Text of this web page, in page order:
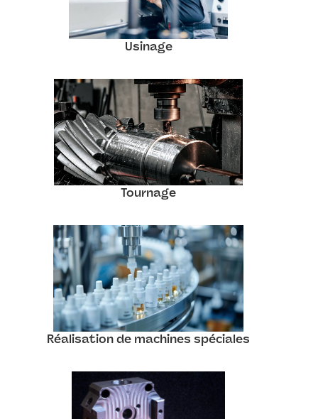
Usinage
Tournage
Réalisation de machines spéciales